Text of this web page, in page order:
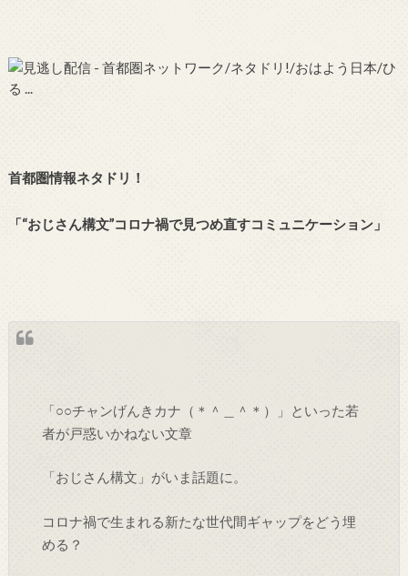
首都圏情報ネタドリ！
「“おじさん構文”コロナ禍で見つめ直すコミュニケーション」
「○○チャンげんきカナ（＊＾＿＾＊）」といった若
者が戸惑いかねない文章
「おじさん構文」がいま話題に。
コロナ禍で生まれる新たな世代間ギャップをどう埋
める？